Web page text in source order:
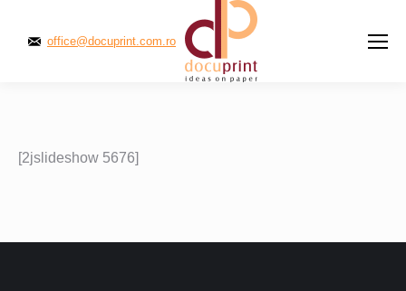
office@docuprint.com.ro
[2jslideshow 5676]